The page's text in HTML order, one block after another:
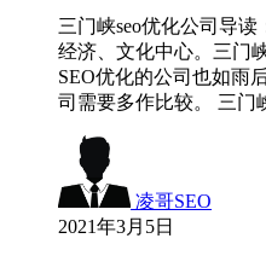
三门峡seo优化公司导
经济、文化中心。三门
SEO优化的公司也如雨
司需要多作比较。 三门
凌哥SEO
2021年3月5日